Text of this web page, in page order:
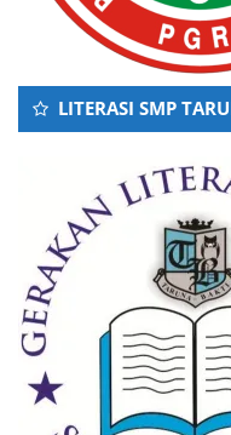
LITERASI SMP